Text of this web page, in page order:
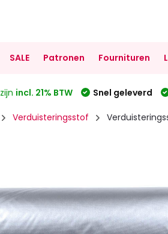
SALE Patronen Fournituren
zijn incl. 21% BTW Snel geleverd
Verduisteringsstof